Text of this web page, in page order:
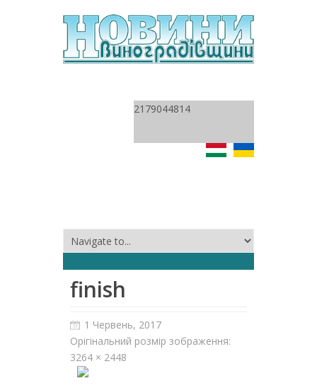
2179044814
finish
1 Червень, 2017
Орігінальний розмір зображення:
3264 × 2448